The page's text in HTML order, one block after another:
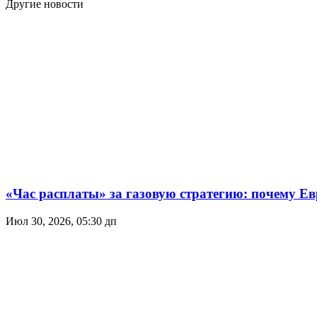
Другие новости
«Час расплаты» за газовую стратегию: почему
Июл 30, 2026, 05:30 дп